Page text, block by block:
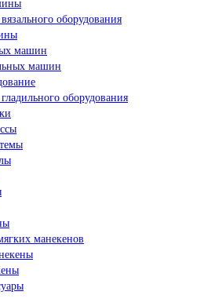
оборудования
машин
машин
оборудования
манекенов